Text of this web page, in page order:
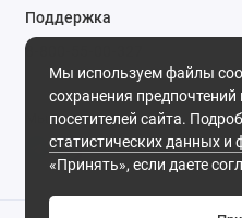
Мы используем файлы
сохранения предпочтений
посетителей сайта.
статистических данных и
«Принять», если даете
Поддержка
8-800-55-00-327
Будни, с 09-30 до 18-30
Мы в сети